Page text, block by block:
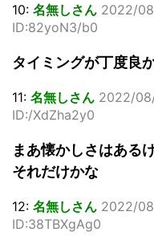
10: 名無しさん 2022/
ID:82yoN3/b0
タイミングが丁度良
11: 名無しさん 2022/
ID:/XdZha2y0
まあ懐かしさはある
それだけかな
12: 名無しさん 2022/
ID:38TBXgAg0